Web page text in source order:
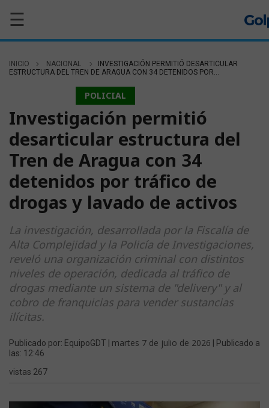
☰
INICIO NACIONAL
INVESTIGACIÓN PERMITIÓ DESARTICULAR
ESTRUCTURA DEL TREN DE ARAGUA CON 34 DETENIDOS POR...
POLICIAL
Investigación permitió
desarticular estructura del
Tren de Aragua con 34
detenidos por tráfico de
drogas y lavado de activos
La investigación, desarrollada por la Fiscalía de
Alta Complejidad y la Policía de Investigaciones,
reveló una organización criminal con distintos
niveles de operación, dedicada al tráfico de
drogas mediante un sistema de "delivery" y al
cobro de franquicias para vender sustancias
ilícitas.
Publicado por: EquipoGDT | martes 7 de julio de 2026 | Publicado a
las: 12:46
vistas 267